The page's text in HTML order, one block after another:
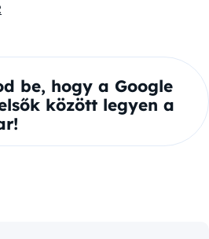
be, hogy a Google
között legyen a